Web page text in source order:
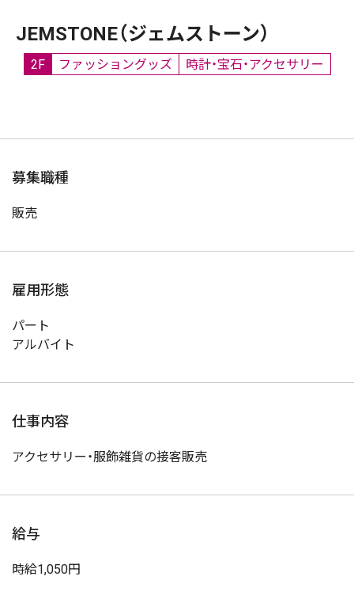
JEMSTONE（ジェムストーン）
2F ファッショングッズ 時計・宝石・アクセサリー
募集職種
販売
雇用形態
パート
アルバイト
仕事内容
アクセサリー・服飾雑貨の接客販売
給与
時給1,050円